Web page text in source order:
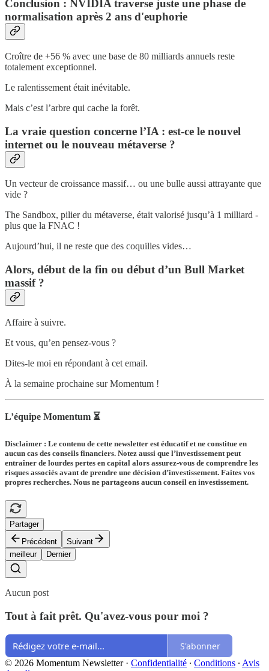
Conclusion : NVIDIA traverse juste une phase de
normalisation après 2 ans d'euphorie
Croître de +56 % avec une base de 80 milliards annuels reste
totalement exceptionnel.
Le ralentissement était inévitable.
Mais c’est l’arbre qui cache la forêt.
La vraie question concerne l’IA : est-ce le nouvel
internet ou le nouveau métaverse ?
Un vecteur de croissance massif… ou une bulle aussi attrayante que
vide ?
The Sandbox, pilier du métaverse, était valorisé jusqu’à 1 milliard -
plus que la FNAC !
Aujourd’hui, il ne reste que des coquilles vides…
Alors, début de la fin ou début d’un Bull Market
massif ?
Affaire à suivre.
Et vous, qu’en pensez-vous ?
Dites-le moi en répondant à cet email.
À la semaine prochaine sur Momentum !
L’équipe Momentum ⏳
Disclaimer : Le contenu de cette newsletter est éducatif et ne constitue en
aucun cas des conseils financiers. Notez aussi que l’investissement peut
entraîner de lourdes pertes en capital alors assurez-vous de comprendre les
risques associés avant de prendre une décision d’investissement. Faites vos
propres recherches. Nous ne partageons aucun conseil en investissement.
Partager
Précédent
Suivant
meilleur
Dernier
Aucun post
Tout à fait prêt. Qu'avez-vous pour moi ?
S'abonner
© 2026 Momentum Newsletter· Confidentialité ∙ Conditions ∙ Avis